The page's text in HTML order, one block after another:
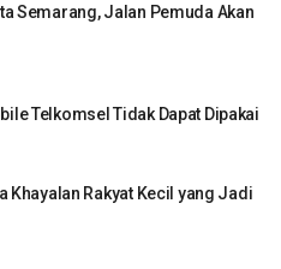
Semarang, Jalan Pemuda Akan
Telkomsel Tidak Dapat Dipakai
Khayalan Rakyat Kecil yang Jadi